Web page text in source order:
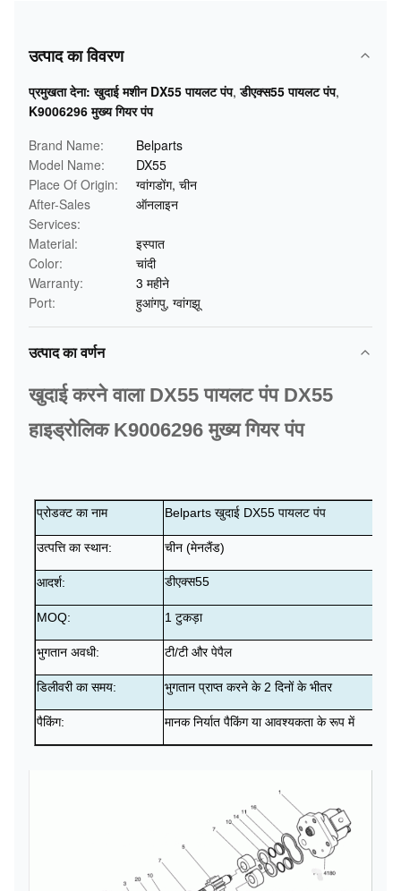
उत्पाद का विवरण
प्रमुखता देना: खुदाई मशीन DX55 पायलट पंप,डीएक्स55 पायलट पंप,
K9006296 मुख्य गियर पंप
Brand Name:
Belparts
Model Name:
DX55
Place Of Origin:
ग्वांगडोंग, चीन
After-Sales
Services:
ऑनलाइन
Material:
इस्पात
Color:
चांदी
Warranty:
3 महीने
Port:
हुआंगपु, ग्वांगझू
उत्पाद का वर्णन
खुदाई करने वाला DX55 पायलट पंप DX55
हाइड्रोलिक K9006296 मुख्य गियर पंप
प्रोडक्ट का नाम Belparts खुदाई DX55 पायलट पंप
उत्पत्ति का स्थान: चीन (मेनलैंड)
आदर्श: डीएक्स55
MOQ: 1 टुकड़ा
भुगतान अवधी: टी/टी और पेपैल
डिलीवरी का समय: भुगतान प्राप्त करने के 2 दिनों के भीतर
पैकिंग: मानक निर्यात पैकिंग या आवश्यकता के रूप में